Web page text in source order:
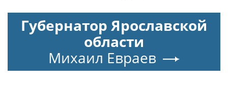
Губернатор Ярославской
области
Михаил Евраев